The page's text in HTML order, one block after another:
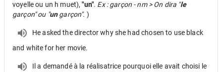
voyelle ou un h muet),"un". Ex : garçon - nm > On dira "le
garçon" ou "ungarçon". )
He asked the director why she had chosen to use black
and white for her movie.
Il a demandé à la réalisatrice pourquoi elle avait choisi le